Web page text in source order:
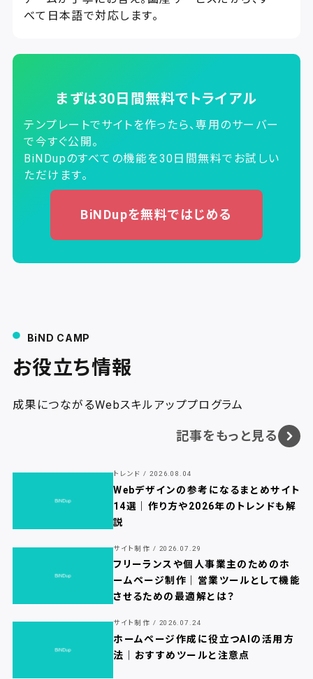
べて日本語で対応します。
まずは30日間無料でトライアル
テンプレートでサイトを作ったら、専用のサーバー
で今すぐ公開。
BiNDupのすべての機能を30日間無料でお試しい
ただけます。
BiNDupを無料ではじめる
BiND CAMP
お役立ち情報
成果につながるWebスキルアッププログラム
記事をもっと見る
トレンド / 2026.08.04
Webデザインの参考になるまとめサイト
14選｜作り方や2026年のトレンドも解
説
サイト制作 / 2026.07.29
フリーランスや個人事業主のためのホ
ームページ制作｜営業ツールとして機能
させるための最適解とは？
サイト制作 / 2026.07.24
ホームページ作成に役立つAIの活用方
法｜おすすめツールと注意点